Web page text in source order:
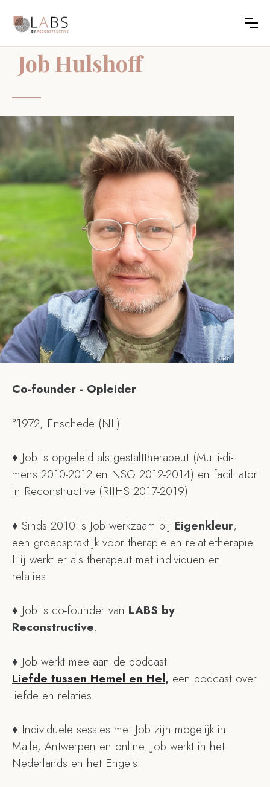
Job Hulshoff
Co-founder - Opleider
°1972, Enschede (NL)
♦ Job is opgeleid als gestalttherapeut (Multi-di-
mens 2010-2012 en NSG 2012-2014) en facilitator
in Reconstructive (RIIHS 2017-2019)
♦ Sinds 2010 is Job werkzaam bij Eigenkleur,
een groepspraktijk voor therapie en relatietherapie.
Hij werkt er als therapeut met individuen en
relaties.
♦ Job is co-founder van LABS by
Reconstructive.
♦ Job werkt mee aan de podcast
Liefde tussen Hemel en Hel, een podcast over
liefde en relaties.
♦ Individuele sessies met Job zijn mogelijk in
Malle, Antwerpen en online. Job werkt in het
Nederlands en het Engels.